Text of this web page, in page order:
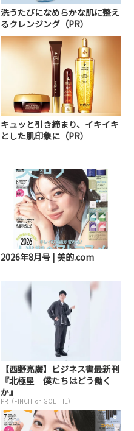
洗うたびになめらかな肌に整え
るクレンジング（PR）
キュッと引き締まり、イキイキ
とした肌印象に（PR）
2026年8月号 | 美的.com
【西野亮廣】ビジネス書最新刊
『北極星 僕たちはどう働く
か』
PR（FINCHI on GOETHE）